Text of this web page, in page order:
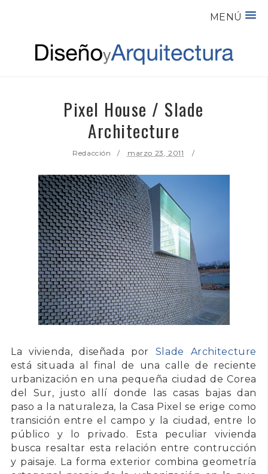
MENÚ
Pixel House / Slade
Architecture
Redacción marzo 23, 2011
La vivienda, diseñada por Slade Architecture
está situada al final de una calle de reciente
urbanización en una pequeña ciudad de Corea
del Sur, justo allí donde las casas bajas dan
paso a la naturaleza, la Casa Pixelse erige como
transición entre el campo y la ciudad, entre lo
público y lo privado. Esta peculiar vivienda
busca resaltar esta relación entre contrucción
y paisaje. La forma exterior combina geometría